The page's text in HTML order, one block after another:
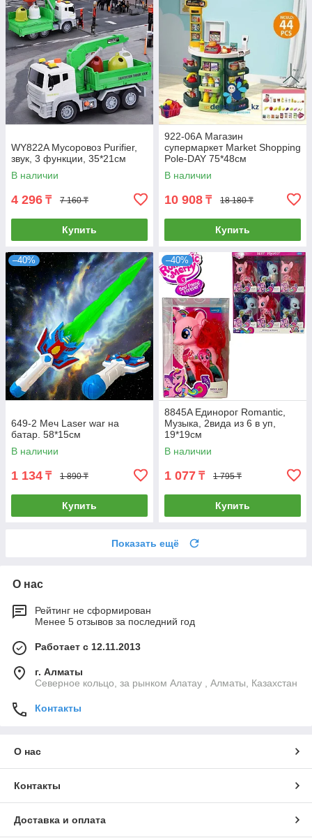
WY822A Мусоровоз Purifier,
звук, 3 функции, 35*21см
В наличии
4 296 ₸ 7 160 ₸
Купить
922-06А Магазин
супермаркет Market Shopping
Pole-DAY 75*48см
В наличии
10 908 ₸ 18 180 ₸
Купить
–40%
649-2 Меч Laser war на
батар. 58*15см
В наличии
1 134 ₸ 1 890 ₸
Купить
–40%
8845A Единорог Romantic,
Музыка, 2вида из 6 в уп,
19*19см
В наличии
1 077 ₸ 1 795 ₸
Купить
Показать ещё
О нас
Рейтинг не сформирован
Менее 5 отзывов за последний год
Работает с 12.11.2013
г. Алматы
Северное кольцо, за рынком Алатау , Алматы, Казахстан
Контакты
О нас
Контакты
Доставка и оплата